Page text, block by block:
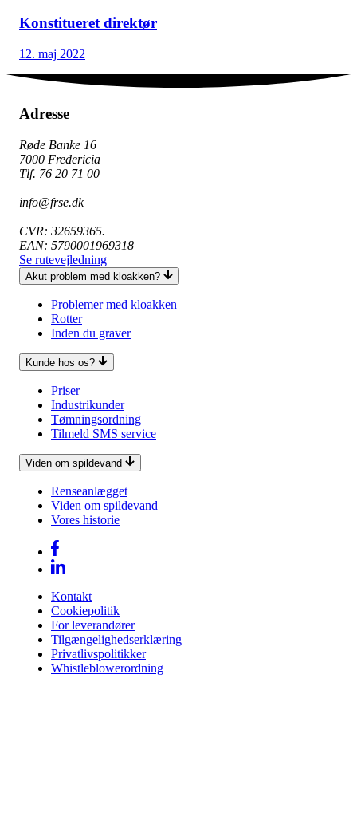
Konstitueret direktør
12. maj 2022
Adresse
Røde Banke 16
7000 Fredericia
Tlf. 76 20 71 00
info@frse.dk
CVR: 32659365.
EAN: 5790001969318
Se rutevejledning
Akut problem med kloakken?
Problemer med kloakken
Rotter
Inden du graver
Kunde hos os?
Priser
Industrikunder
Tømningsordning
Tilmeld SMS service
Viden om spildevand
Renseanlægget
Viden om spildevand
Vores historie
Kontakt
Cookiepolitik
For leverandører
Tilgængelighedserklæring
Privatlivspolitikker
Whistleblowerordning